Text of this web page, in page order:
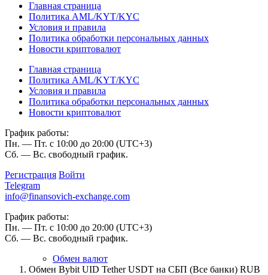
Главная страница
Политика AML/KYT/KYC
Условия и правила
Политика обработки персональных данных
Новости криптовалют
Главная страница
Политика AML/KYT/KYC
Условия и правила
Политика обработки персональных данных
Новости криптовалют
График работы:
Пн. — Пт. с 10:00 до 20:00 (UTC+3)
Сб. — Вс. свободный график.
Регистрация Войти
Telegram
info@finansovich-exchange.com
График работы:
Пн. — Пт. с 10:00 до 20:00 (UTC+3)
Сб. — Вс. свободный график.
Обмен валют
Обмен Bybit UID Tether USDT на СБП (Все банки) RUB